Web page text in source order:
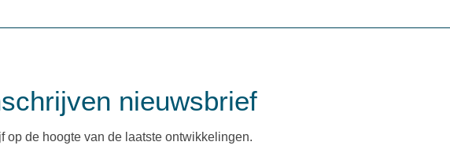
nieuwsbrief
op de hoogte van de laatste ontwikkelingen.